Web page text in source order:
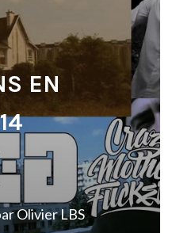
EN
Olivier LBS